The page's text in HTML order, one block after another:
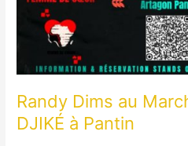
Randy Dims au
DJIKÉ à Pantin